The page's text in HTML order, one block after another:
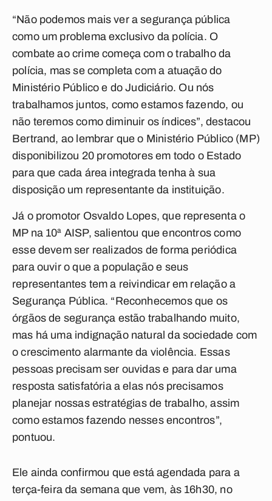
“Não podemos mais ver a segurança pública
como um problema exclusivo da polícia. O
combate ao crime começa com o trabalho da
polícia, mas se completa com a atuação do
Ministério Público e do Judiciário. Ou nós
trabalhamos juntos, como estamos fazendo, ou
não teremos como diminuir os índices”, destacou
Bertrand, ao lembrar que o Ministério Público (MP)
disponibilizou 20 promotores em todo o Estado
para que cada área integrada tenha à sua
disposição um representante da instituição.
Já o promotor Osvaldo Lopes, que representa o
MP na 10ª AISP, salientou que encontros como
esse devem ser realizados de forma periódica
para ouvir o que a população e seus
representantes tem a reivindicar em relação a
Segurança Pública. “Reconhecemos que os
órgãos de segurança estão trabalhando muito,
mas há uma indignação natural da sociedade com
o crescimento alarmante da violência. Essas
pessoas precisam ser ouvidas e para dar uma
resposta satisfatória a elas nós precisamos
planejar nossas estratégias de trabalho, assim
como estamos fazendo nesses encontros”,
pontuou.
Ele ainda confirmou que está agendada para a
terça-feira da semana que vem, às 16h30, no